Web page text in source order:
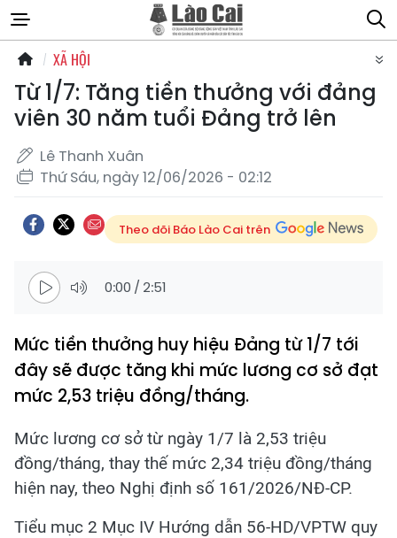
XÃ HỘI
Từ 1/7: Tăng tiền thưởng với đảng
viên 30 năm tuổi Đảng trở lên
Lê Thanh Xuân
Thứ Sáu, ngày 12/06/2026 - 02:12
Theo dõi Báo Lào Cai trên
0:00 / 2:51
Mức tiền thưởng huy hiệu Đảng từ 1/7 tới
đây sẽ được tăng khi mức lương cơ sở đạt
mức 2,53 triệu đồng/tháng.
Mức lương cơ sở từ ngày 1/7 là 2,53 triệu
đồng/tháng, thay thế mức 2,34 triệu đồng/tháng
hiện nay, theo Nghị định số 161/2026/NĐ-CP.
Tiểu mục 2 Mục IV Hướng dẫn 56-HD/VPTW quy